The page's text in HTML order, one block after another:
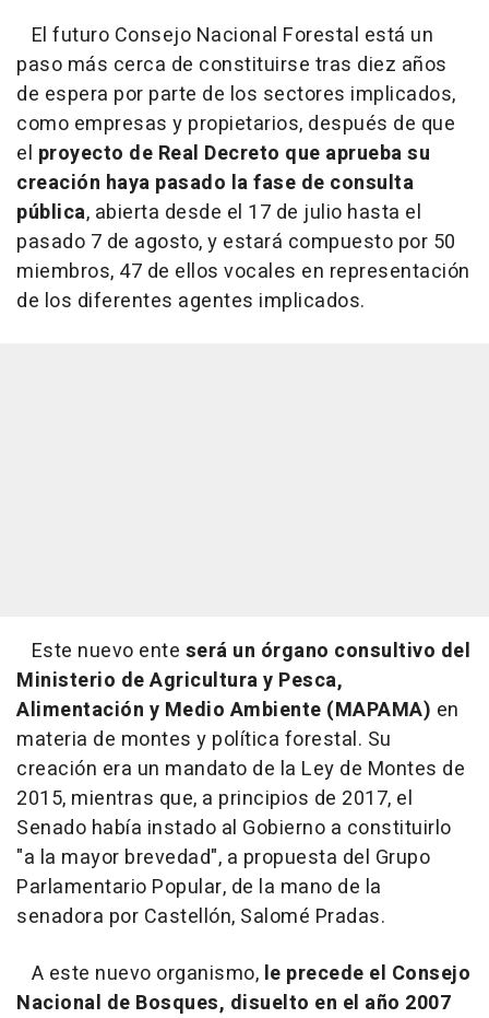
El futuro Consejo Nacional Forestal está un
paso más cerca de constituirse tras diez años
de espera por parte de los sectores implicados,
como empresas y propietarios, después de que
el proyecto de Real Decreto que aprueba su
creación haya pasado la fase de consulta
pública, abierta desde el 17 de julio hasta el
pasado 7 de agosto, y estará compuesto por 50
miembros, 47 de ellos vocales en representación
de los diferentes agentes implicados.
Este nuevo ente será un órgano consultivo del
Ministerio de Agricultura y Pesca,
Alimentación y Medio Ambiente (MAPAMA) en
materia de montes y política forestal. Su
creación era un mandato de la Ley de Montes de
2015, mientras que, a principios de 2017, el
Senado había instado al Gobierno a constituirlo
"a la mayor brevedad", a propuesta del Grupo
Parlamentario Popular, de la mano de la
senadora por Castellón, Salomé Pradas.
A este nuevo organismo, le precede el Consejo
Nacional de Bosques, disuelto en el año 2007